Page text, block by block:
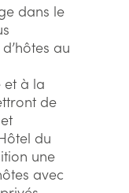
dans le
au
et à la
de
du
une
avec